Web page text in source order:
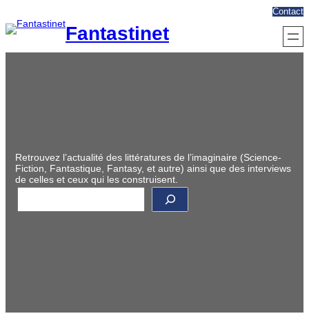
au
contenu
Fantastinet
Contact
Retrouvez l’actualité des littératures de l’imaginaire (Science-
Fiction, Fantastique, Fantasy, et autre) ainsi que des interviews
de celles et ceux qui les construisent.
R
c